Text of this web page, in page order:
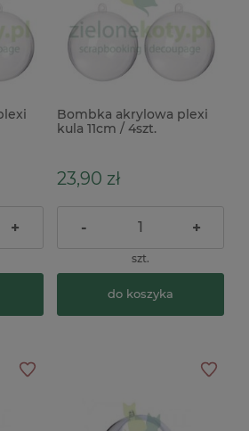
+
Bombka akrylowa plexi
kula 11cm / 4szt.
23,90 zł
- +
szt.
do koszyka